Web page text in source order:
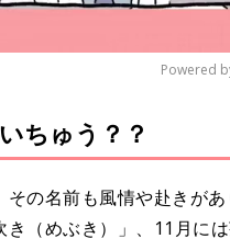
Powered
ちゅう？？
の名前も風情や赴きが
（めぶき）」、11月に